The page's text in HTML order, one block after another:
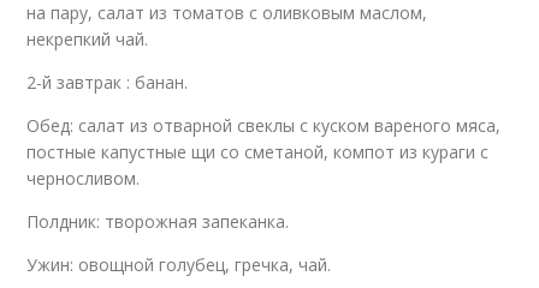
на пару, салат из томатов с оливковым маслом,
некрепкий чай.
2-й завтрак : банан.
Обед: салат из отварной свеклы с куском вареного мяса,
постные капустные щи со сметаной, компот из кураги с
черносливом.
Полдник: творожная запеканка.
Ужин: овощной голубец, гречка, чай.